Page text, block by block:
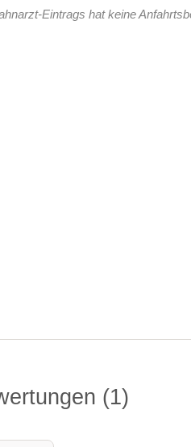
Eintrags hat keine
1